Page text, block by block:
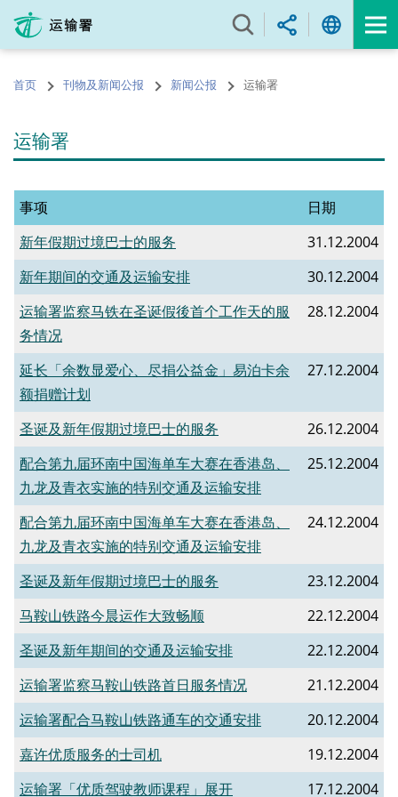
内
的首页 刊物及新闻公报 新闻公报 运输署
运输署
事项
日期
新年假期过境巴士的服务
31.12.2004
新年期间的交通及运输安排
30.12.2004
运输署监察马铁在圣诞假後首个工作天的服
务情况
28.12.2004
延长「余数显爱心、尽捐公益金」易泊卡余
额捐赠计划
27.12.2004
圣诞及新年假期过境巴士的服务
26.12.2004
配合第九届环南中国海单车大赛在香港岛、
九龙及青衣实施的特别交通及运输安排
25.12.2004
配合第九届环南中国海单车大赛在香港岛、
九龙及青衣实施的特别交通及运输安排
24.12.2004
圣诞及新年假期过境巴士的服务
23.12.2004
马鞍山铁路今晨运作大致畅顺
22.12.2004
圣诞及新年期间的交通及运输安排
22.12.2004
运输署监察马鞍山铁路首日服务情况
21.12.2004
运输署配合马鞍山铁路通车的交通安排
20.12.2004
嘉许优质服务的士司机
19.12.2004
运输署「优质驾驶教师课程」展开
17.12.2004